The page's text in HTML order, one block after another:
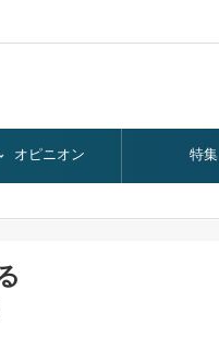
オピニオン 特集